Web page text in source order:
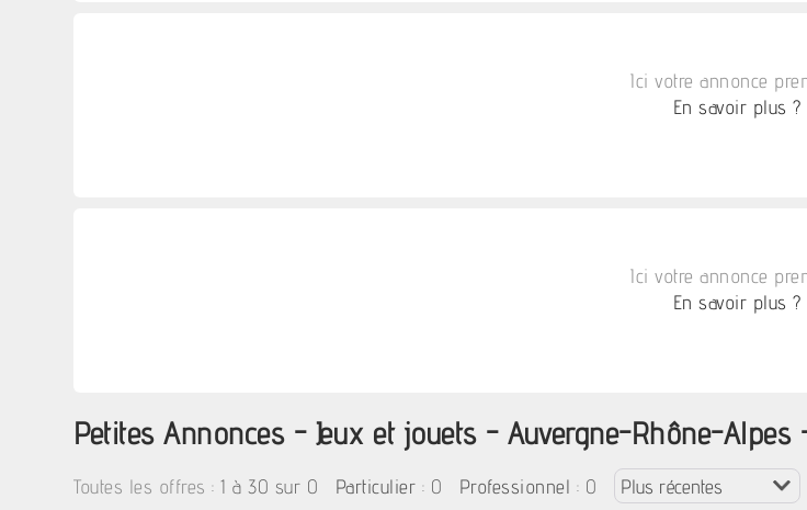
Ici votre annonce
En savoir plus ?
Ici votre annonce
En savoir plus ?
Petites Annonces - Jeux et jouets - Auvergne-Rhône-Alpes
Toutes les offres :1 à 30 sur 0 Particulier : 0 Professionnel : 0